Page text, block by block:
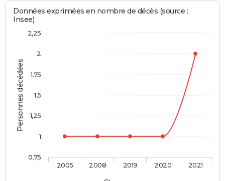
Personnes décédées
Données exprimées en nombre de décès (source :
Insee)
2005 2008 2019 2020 2021
0,75
1
1,25
1,5
1,75
2
2,25